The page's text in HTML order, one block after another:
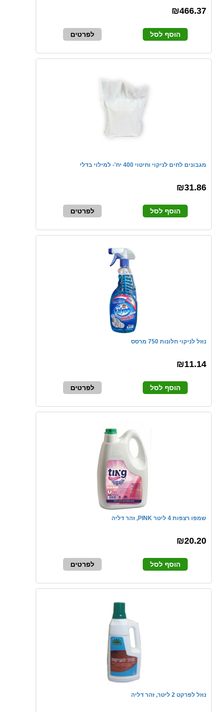
₪466.37
הוסף לסל לפרטים
מגבונים לחים לניקוי וחיטוי 400 יח'- למילוי בדלי
₪31.86
הוסף לסל לפרטים
נוזל לניקוי חלונות 750 מרסס
₪11.14
הוסף לסל לפרטים
שמפו רצפות 4 ליטר PINK, זהר דליה
₪20.20
הוסף לסל לפרטים
נוזל לפרקט 2 ליטר, זהר דליה